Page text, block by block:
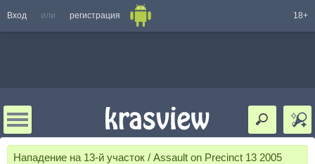
Вход или регистрация 18+
Нападение на 13-й участок / Assault on Precinct 13 2005